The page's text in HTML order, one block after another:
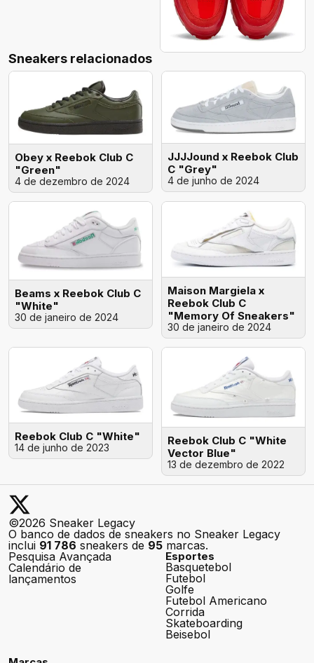
Sneakers relacionados
Obey x Reebok Club C
"Green"
4 de dezembro de 2024
JJJJound x Reebok Club
C "Grey"
4 de junho de 2024
Beams x Reebok Club C
"White"
30 de janeiro de 2024
Maison Margiela x
Reebok Club C
"Memory Of Sneakers"
30 de janeiro de 2024
Reebok Club C "White"
14 de junho de 2023
Reebok Club C "White
Vector Blue"
13 de dezembro de 2022
©2026 Sneaker Legacy
O banco de dados de sneakers no Sneaker Legacy
inclui 91 786 sneakers de 95 marcas.
Pesquisa Avançada
Calendário de
lançamentos
Esportes
Basquetebol
Futebol
Golfe
Futebol Americano
Corrida
Skateboarding
Beisebol